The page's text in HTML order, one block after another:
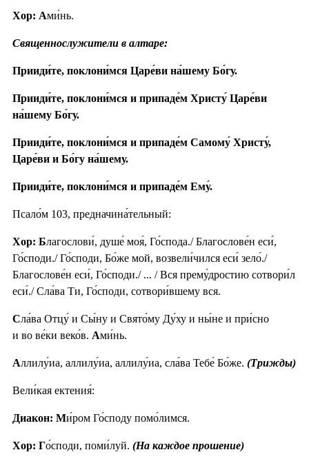
Хор: Ами́нь.
Священнослужители в алтаре:
Прииди́те, поклони́мся Царе́ви на́шему Бо́гу.
Прииди́те, поклони́мся и припаде́м Христу́ Царе́ви
на́шему Бо́гу.
Прииди́те, поклони́мся и припаде́м Самому́ Христу́,
Царе́ви и Бо́гу на́шему.
Прииди́те, поклони́мся и припаде́м Ему́.
Псало́м 103, предначина́тельный:
Хор: Благослови́, душе́ моя́, Го́спода./ Благослове́н еси́,
Го́споди./ Го́споди, Бо́же мой, возвели́чился еси́ зело́./
Благослове́н еси́, Го́споди./ ... / Вся прему́дростию сотвори́л
еси́./ Сла́ва Ти, Го́споди, сотвори́вшему вся.
Сла́ва Отцу́ и Сы́ну и Свято́му Ду́ху и ны́не и при́сно
и во ве́ки веко́в. Ами́нь.
Аллилу́иа, аллилу́иа, аллилу́иа, сла́ва Тебе́ Бо́же. (Трижды)
Вели́кая ектения́:
Диакон: Ми́ром Го́споду помо́лимся.
Хор: Го́споди, поми́луй. (На каждое прошение)